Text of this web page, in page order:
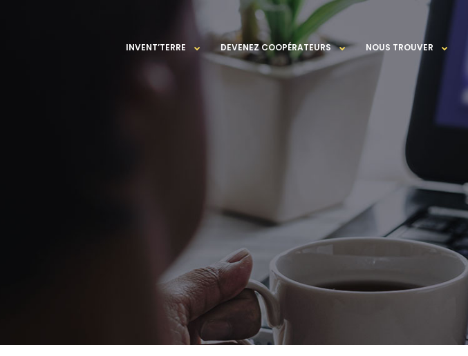
INVENT’TERRE DEVENEZ COOPÉRATEURS NOUS TROUVER